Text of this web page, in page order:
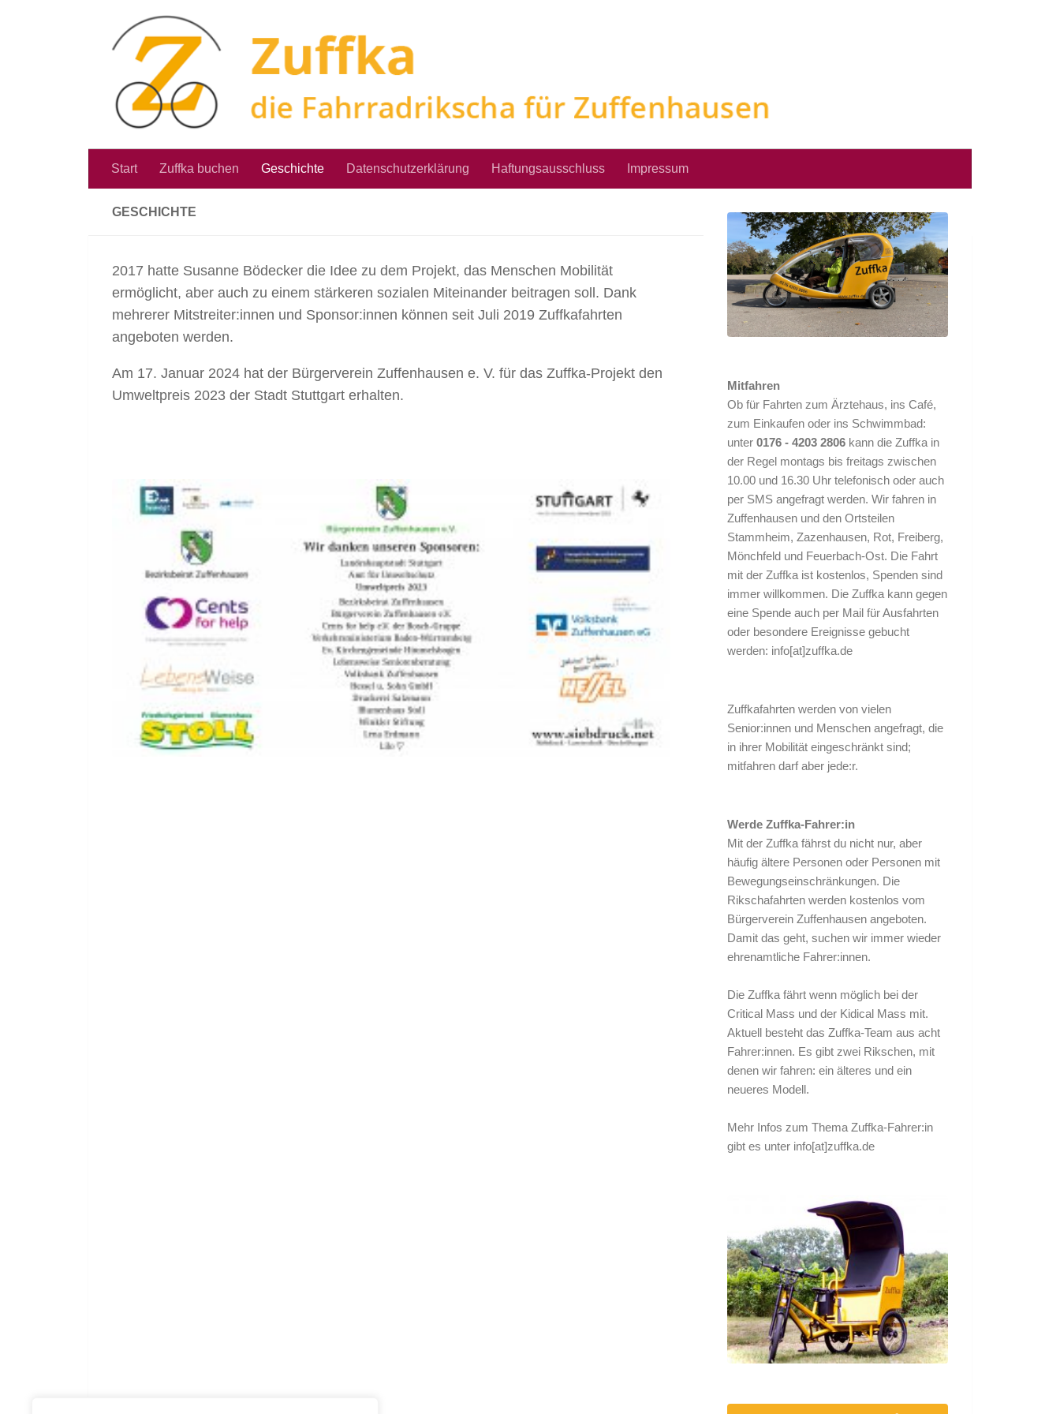
Zum Inhalt springen
Start Zuffka buchen Geschichte Datenschutzerklärung Haftungsausschluss Impressum
GESCHICHTE
2017 hatte Susanne Bödecker die Idee zu dem Projekt, das Menschen Mobilität
ermöglicht, aber auch zu einem stärkeren sozialen Miteinander beitragen soll. Dank
mehrerer Mitstreiter:innen und Sponsor:innen können seit Juli 2019 Zuffkafahrten
angeboten werden.
Am 17. Januar 2024 hat der Bürgerverein Zuffenhausen e. V. für das Zuffka-Projekt den
Umweltpreis 2023 der Stadt Stuttgart erhalten.
Mitfahren
Ob für Fahrten zum Ärztehaus, ins Café,
zum Einkaufen oder ins Schwimmbad:
unter 0176 - 4203 2806 kann die Zuffka in
der Regel montags bis freitags zwischen
10.00 und 16.30 Uhr telefonisch oder auch
per SMS angefragt werden. Wir fahren in
Zuffenhausen und den Ortsteilen
Stammheim, Zazenhausen, Rot, Freiberg,
Mönchfeld und Feuerbach-Ost. Die Fahrt
mit der Zuffka ist kostenlos, Spenden sind
immer willkommen. Die Zuffka kann gegen
eine Spende auch per Mail für Ausfahrten
oder besondere Ereignisse gebucht
werden: info[at]zuffka.de
Zuffkafahrten werden von vielen
Senior:innen und Menschen angefragt, die
in ihrer Mobilität eingeschränkt sind;
mitfahren darf aber jede:r.
Werde Zuffka-Fahrer:in
Mit der Zuffka fährst du nicht nur, aber
häufig ältere Personen oder Personen mit
Bewegungseinschränkungen. Die
Rikschafahrten werden kostenlos vom
Bürgerverein Zuffenhausen angeboten.
Damit das geht, suchen wir immer wieder
ehrenamtliche Fahrer:innen.
Die Zuffka fährt wenn möglich bei der
Critical Mass und der Kidical Mass mit.
Aktuell besteht das Zuffka-Team aus acht
Fahrer:innen. Es gibt zwei Rikschen, mit
denen wir fahren: ein älteres und ein
neueres Modell.
Mehr Infos zum Thema Zuffka-Fahrer:in
gibt es unter info[at]zuffka.de